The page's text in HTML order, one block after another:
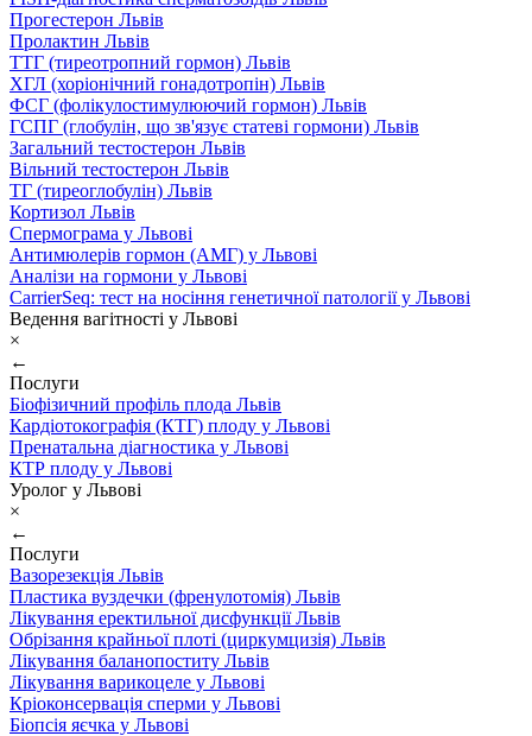
Прогестерон Львів
Пролактин Львів
ТТГ (тиреотропний гормон) Львів
ХГЛ (хоріонічний гонадотропін) Львів
ФСГ (фолікулостимулюючий гормон) Львів
ГСПГ (глобулін, що зв'язує статеві гормони) Львів
Загальний тестостерон Львів
Вільний тестостерон Львів
ТГ (тиреоглобулін) Львів
Кортизол Львів
Спермограма у Львові
Антимюлерів гормон (АМГ) у Львові
Аналізи на гормони у Львові
CarrierSeq: тест на носіння генетичної патології у Львові
Ведення вагітності у Львові
×
←
Послуги
Біофізичний профіль плода Львів
Кардіотокографія (КТГ) плоду у Львові
Пренатальна діагностика у Львові
КТР плоду у Львові
Уролог у Львові
×
←
Послуги
Вазорезекція Львів
Пластика вуздечки (френулотомія) Львів
Лікування еректильної дисфункції Львів
Обрізання крайньої плоті (циркумцизія) Львів
Лікування баланопоститу Львів
Лікування варикоцеле у Львові
Кріоконсервація сперми у Львові
Біопсія яєчка у Львові